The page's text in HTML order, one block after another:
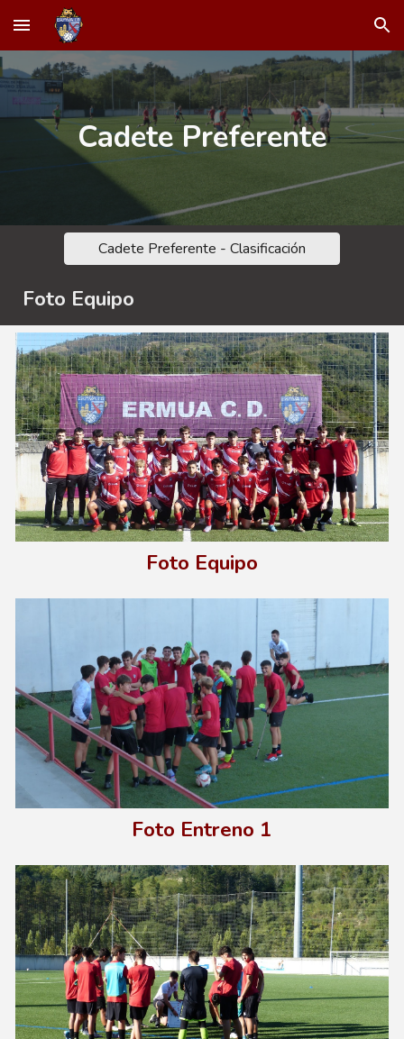
Skip to main content Skip to navigation
Cadete Preferente
Cadete Preferente - Clasificación
Foto Equipo
Foto Equipo
Foto Entreno 1